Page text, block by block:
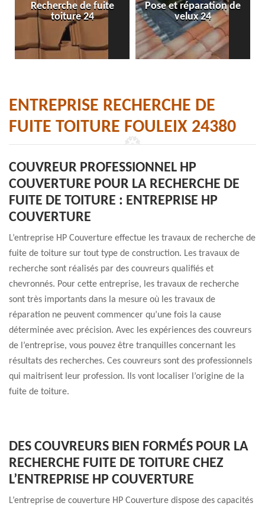
Recherche de fuite
toiture 24
Pose et réparation de
velux 24
ENTREPRISE RECHERCHE DE
FUITE TOITURE FOULEIX 24380
COUVREUR PROFESSIONNEL HP
COUVERTURE POUR LA RECHERCHE DE
FUITE DE TOITURE : ENTREPRISE HP
COUVERTURE
L’entreprise HP Couverture effectue les travaux de recherche de
fuite de toiture sur tout type de construction. Les travaux de
recherche sont réalisés par des couvreurs qualifiés et
chevronnés. Pour cette entreprise, les travaux de recherche
sont très importants dans la mesure où les travaux de
réparation ne peuvent commencer qu’une fois la cause
déterminée avec précision. Avec les expériences des couvreurs
de l’entreprise, vous pouvez être tranquilles concernant les
résultats des recherches. Ces couvreurs sont des professionnels
qui maitrisent leur profession. Ils vont localiser l’origine de la
fuite de toiture.
DES COUVREURS BIEN FORMÉS POUR LA
RECHERCHE FUITE DE TOITURE CHEZ
L’ENTREPRISE HP COUVERTURE
L’entreprise de couverture HP Couverture dispose des capacités